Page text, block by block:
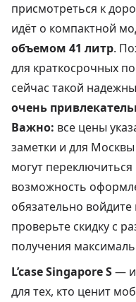
присмотреться к
идёт о компактной
объемом 41 литр.
для краткосрочных
сейчас такой
очень
Важно: все цены
заметки и для
могут
возможность
обязательно войдите
проверьте скидку с
получения
L’case Singapore S—
для тех, кто ценит